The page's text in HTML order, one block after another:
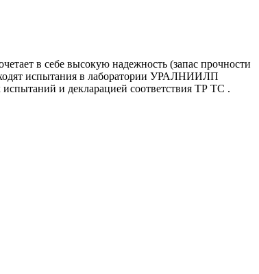
в себе высокую надежность (запас прочности
испытания в лаборатории УРАЛНИИЛП
испытаний и декларацией соответствия ТР ТС .